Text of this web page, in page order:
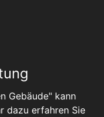
Gebäude" kann
dazu erfahren Sie